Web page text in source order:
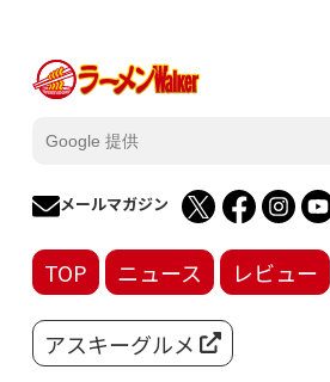
メールマガジン
TOP ニュース レビュー
アスキーグルメ